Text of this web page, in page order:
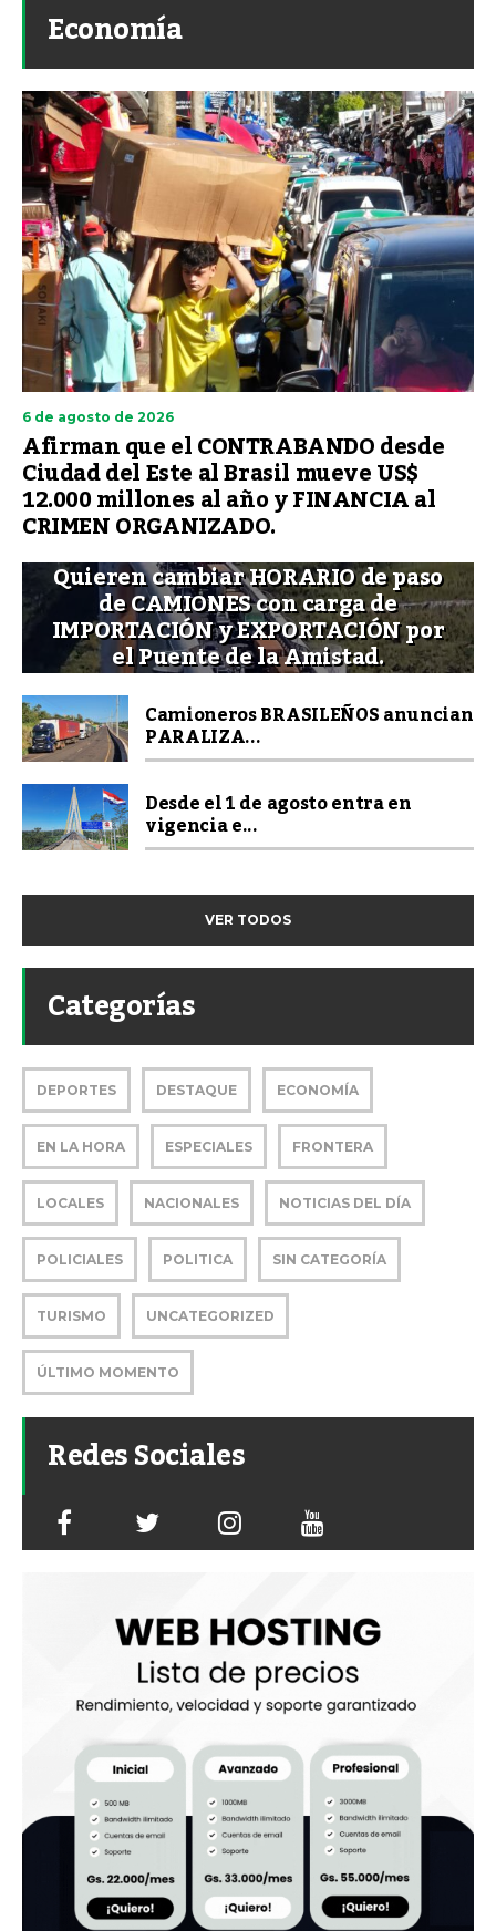
Economía
6 de agosto de 2026
Afirman que el CONTRABANDO desde
Ciudad del Este al Brasil mueve US$
12.000 millones al año y FINANCIA al
CRIMEN ORGANIZADO.
Quieren cambiar HORARIO de paso
de CAMIONES con carga de
IMPORTACIÓN y EXPORTACIÓN por
el Puente de la Amistad.
Camioneros BRASILEÑOS anuncian
PARALIZA...
Desde el 1 de agosto entra en
vigencia e...
VER TODOS
Categorías
DEPORTES DESTAQUE ECONOMÍA
EN LA HORA ESPECIALES FRONTERA
LOCALES NACIONALES NOTICIAS DEL DÍA
POLICIALES POLITICA SIN CATEGORÍA
TURISMO UNCATEGORIZED
ÚLTIMO MOMENTO
Redes Sociales